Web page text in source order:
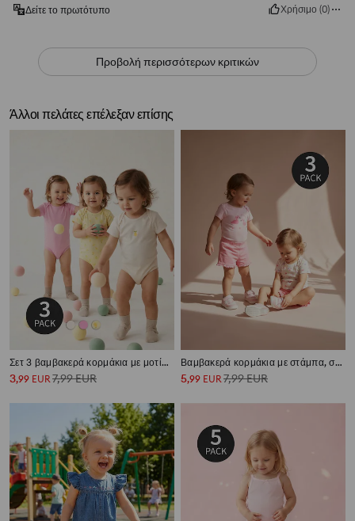
Δείτε το πρωτότυπο
Χρήσιμο (0)
Προβολή περισσότερων κριτικών
Άλλοι πελάτες επέλεξαν επίσης
Σετ 3 βαμβακερά κορμάκια με μοτίβο λεμονιών
3,99 EUR7,99EUR
Βαμβακερά κορμάκια με στάμπα, σετ 3 τεμαχίων
5,99 EUR7,99EUR